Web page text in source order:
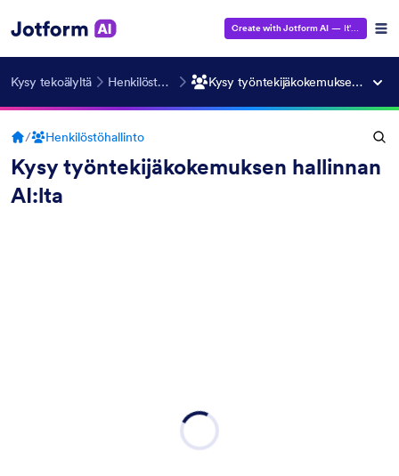
Create with Jotform AI — It's Free!
Kysy tekoälyltä Henkilöstöhallinto Kysy työntekijäkokemuksen hallinnan AI:lta
/ Henkilöstöhallinto
Kysy työntekijäkokemuksen hallinnan
AI:lta